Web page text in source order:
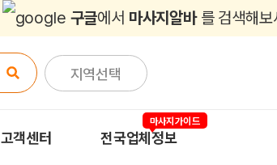
구글에서 마사지알바 를 검색해보
지역선택
고객센터 전국업체정보
마사지가이드